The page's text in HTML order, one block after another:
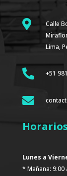

Calle
Lima,
 +51

Horarios
Lunes a
* Mañana: 9:00